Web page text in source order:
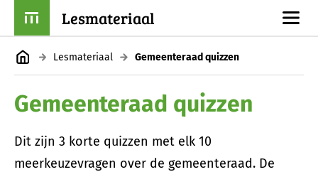
Lesmateriaal
Lesmateriaal Gemeenteraad quizzen
Gemeenteraad quizzen
Dit zijn 3 korte quizzen met elk 10
meerkeuzevragen over de gemeenteraad. De